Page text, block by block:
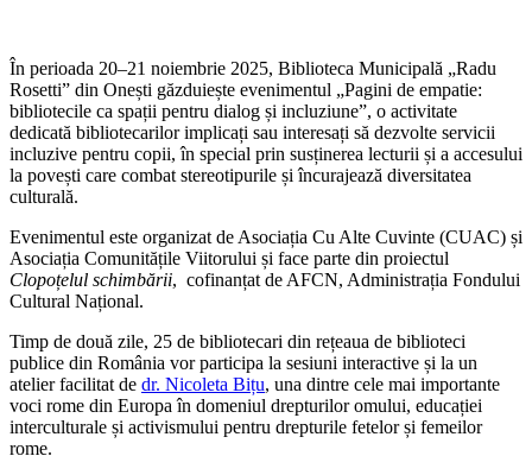
În perioada 20–21 noiembrie 2025, Biblioteca Municipală „Radu
Rosetti” din Onești găzduiește evenimentul „Pagini de empatie:
bibliotecile ca spații pentru dialog și incluziune”, o activitate
dedicată bibliotecarilor implicați sau interesați să dezvolte servicii
incluzive pentru copii, în special prin susținerea lecturii și a accesului
la povești care combat stereotipurile și încurajează diversitatea
culturală.
Evenimentul este organizat de Asociația Cu Alte Cuvinte (CUAC) și
Asociația Comunitățile Viitorului și face parte din proiectul
Clopoțelul schimbării, cofinanțat de AFCN, Administrația Fondului
Cultural Național.
Timp de două zile, 25 de bibliotecari din rețeaua de biblioteci
publice din România vor participa la sesiuni interactive și la un
atelier facilitat de dr. Nicoleta Bițu, una dintre cele mai importante
voci rome din Europa în domeniul drepturilor omului, educației
interculturale și activismului pentru drepturile fetelor și femeilor
rome.